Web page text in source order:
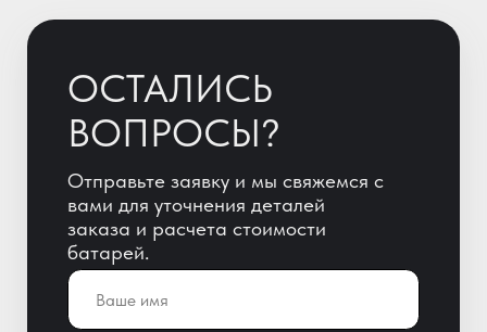
Отправляя заявку, Вы автоматически
даете согласие на обработку
персональных данных!